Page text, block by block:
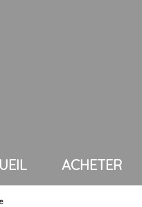
ACHETER